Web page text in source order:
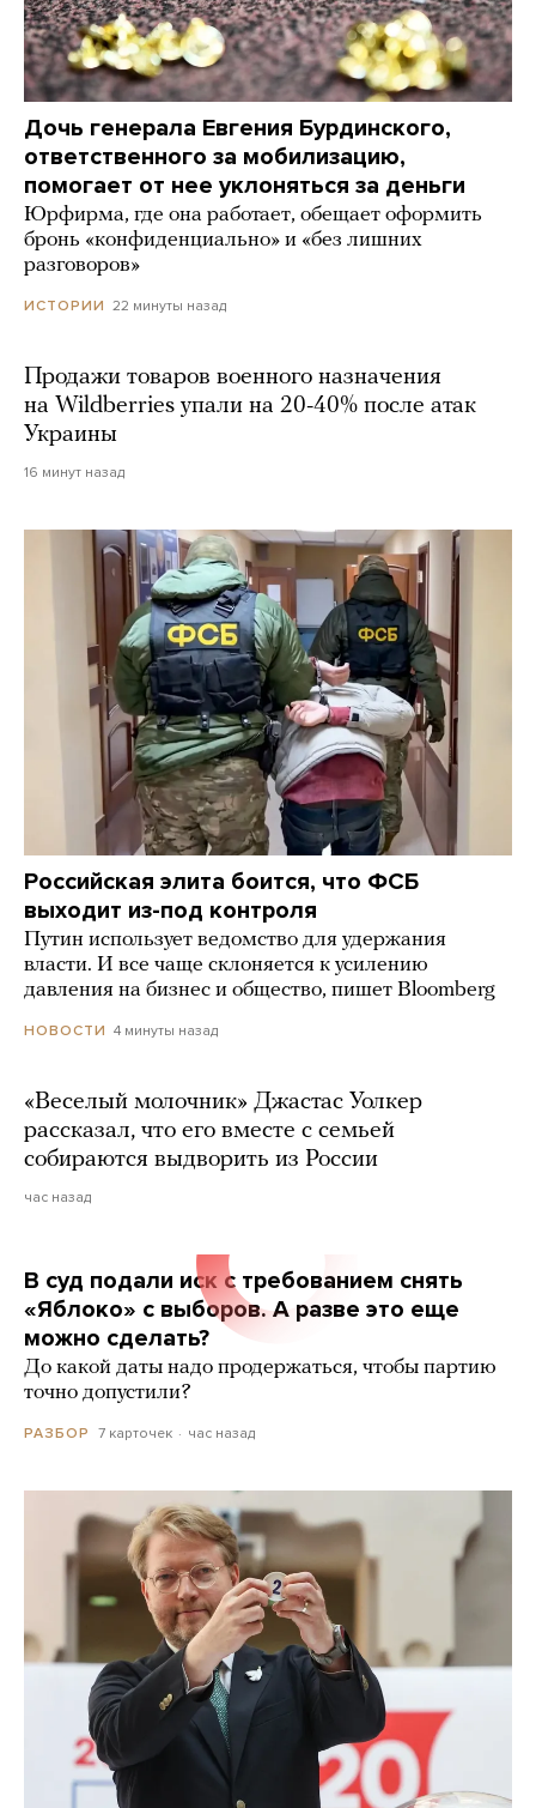
Дочь генерала Евгения Бурдинского,
ответственного за мобилизацию,
помогает от нее уклоняться за деньги
Юрфирма, где она работает, обещает оформить
бронь «конфиденциально» и «без лишних
разговоров»
ИСТОРИИ 22 минуты назад
Продажи товаров военного назначения
на Wildberries упали на 20-40% после атак
Украины
16 минут назад
Российская элита боится, что ФСБ
выходит из-под контроля
Путин использует ведомство для удержания
власти. И все чаще склоняется к усилению
давления на бизнес и общество, пишет Bloomberg
НОВОСТИ 4 минуты назад
«Веселый молочник» Джастас Уолкер
рассказал, что его вместе с семьей
собираются выдворить из России
час назад
В суд подали иск с требованием снять
«Яблоко» с выборов. А разве это еще
можно сделать?
До какой даты надо продержаться, чтобы партию
точно допустили?
РАЗБОР 7 карточек час назад